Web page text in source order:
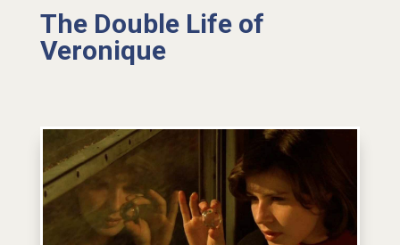
The Double Life of
Veronique